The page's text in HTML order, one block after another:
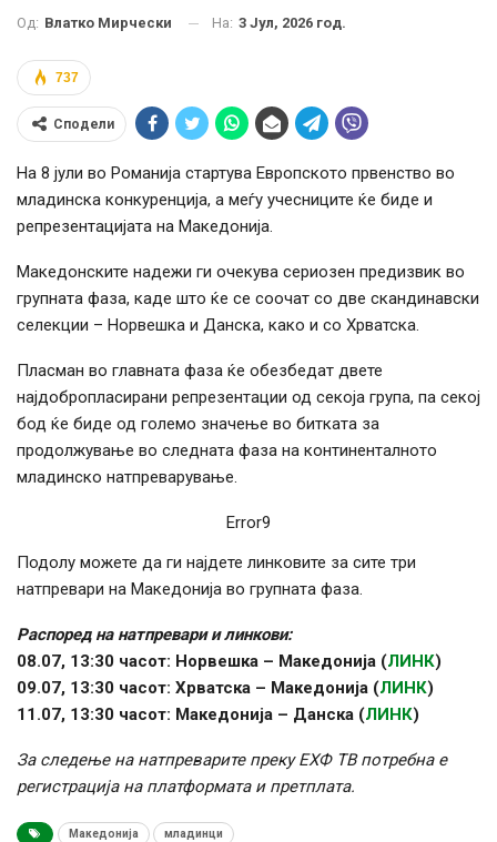
Од: Влатко Мирчески На: 3 Јул, 2026 год.
737
Сподели
На 8 јули во Романија стартува Европското првенство во
младинска конкуренција, а меѓу учесниците ќе биде и
репрезентацијата на Македонија.
Македонските надежи ги очекува сериозен предизвик во
групната фаза, каде што ќе се соочат со две скандинавски
селекции – Норвешка и Данска, како и со Хрватска.
Пласман во главната фаза ќе обезбедат двете
најдобропласирани репрезентации од секоја група, па секој
бод ќе биде од големо значење во битката за
продолжување во следната фаза на континенталното
младинско натпреварување.
Error9
Подолу можете да ги најдете линковите за сите три
натпревари на Македонија во групната фаза.
Распоред на натпревари и линкови:
08.07, 13:30 часот: Норвешка – Македонија (ЛИНК)
09.07, 13:30 часот: Хрватска – Македонија (ЛИНК)
11.07, 13:30 часот: Македонија – Данска (ЛИНК)
За следење на натпреварите преку ЕХФ ТВ потребна е
регистрација на платформата и претплата.
Македонија младинци